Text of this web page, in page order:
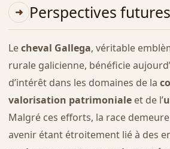
Perspectives futures
Lecheval Gallega, véritable
rurale galicienne, bénéficie
d’intérêt dans les domaines de la
valorisation patrimonialeet de l’
Malgré ces efforts, la race demeure
avenir étant étroitement lié à des